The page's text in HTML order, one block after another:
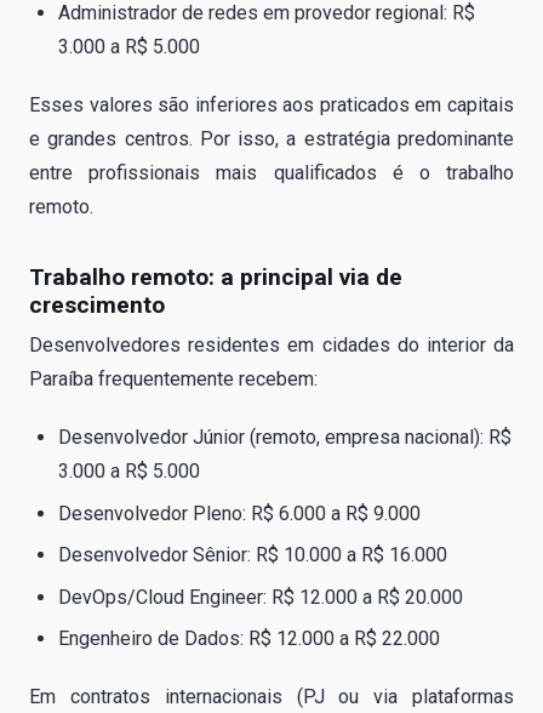
Administrador de redes em provedor regional: R$
3.000 a R$ 5.000
Esses valores são inferiores aos praticados em capitais
e grandes centros. Por isso, a estratégia predominante
entre profissionais mais qualificados é o trabalho
remoto.
Trabalho remoto: a principal via de
crescimento
Desenvolvedores residentes em cidades do interior da
Paraíba frequentemente recebem:
Desenvolvedor Júnior (remoto, empresa nacional): R$
3.000 a R$ 5.000
Desenvolvedor Pleno: R$ 6.000 a R$ 9.000
Desenvolvedor Sênior: R$ 10.000 a R$ 16.000
DevOps/Cloud Engineer: R$ 12.000 a R$ 20.000
Engenheiro de Dados: R$ 12.000 a R$ 22.000
Em contratos internacionais (PJ ou via plataformas